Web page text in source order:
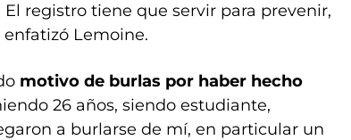
registro tiene que servir para prevenir,
Lemoine.
motivo de burlas por haber hecho
26 años, siendo estudiante,
a burlarse de mí, en particular un